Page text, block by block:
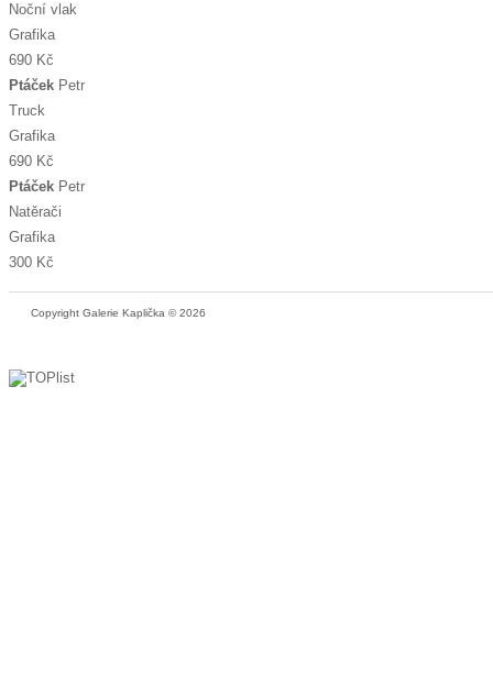
Noční vlak
Grafika
690 Kč
Ptáček Petr
Truck
Grafika
690 Kč
Ptáček Petr
Natěrači
Grafika
300 Kč
Copyright Galerie Kaplička © 2026